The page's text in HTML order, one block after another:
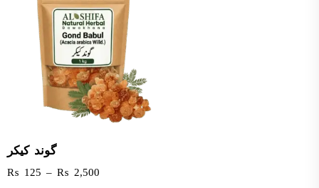
گوند کیکر
₨ 125 – ₨ 2,500